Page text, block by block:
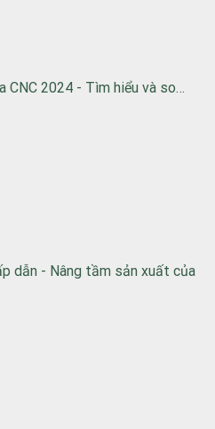
CNC 2024 - Tìm hiểu và so…
dẫn - Nâng tầm sản xuất của